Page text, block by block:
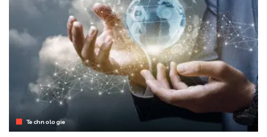
Technologie